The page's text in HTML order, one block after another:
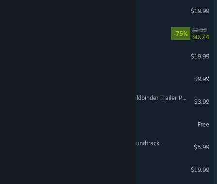
$19.99
-75%
$2.99
$0.74
$19.99
$9.99
Euro Truck Simulator 2 - Feldbinder Trailer Pack
$3.99
Free
Goat Simulator: Original Soundtrack
$5.99
$19.99